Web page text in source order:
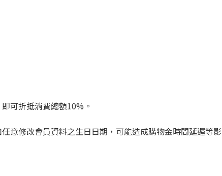
可折抵消費總額10%。
意修改會員資料之生日日期，可能造成購物金時間延遲等影